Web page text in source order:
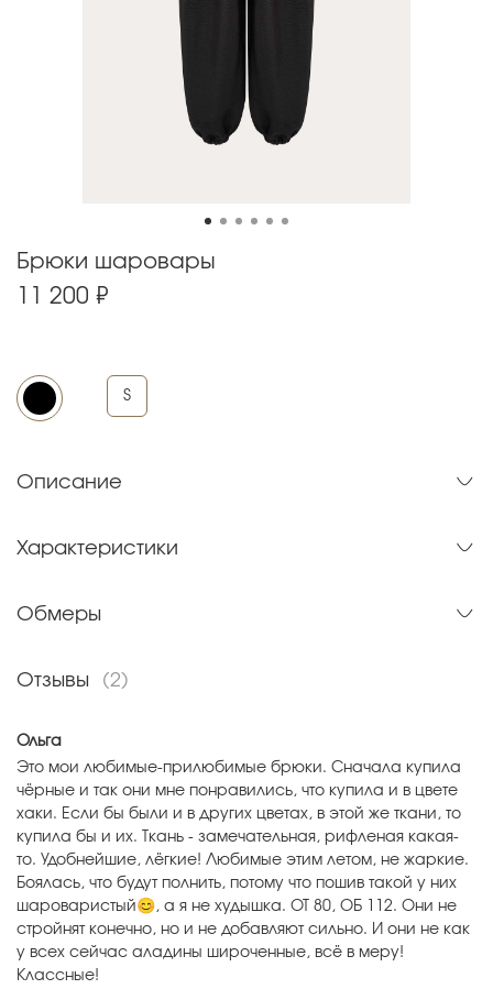
Брюки шаровары
11 200 ₽
S
Описание
Характеристики
Обмеры
Отзывы (2)
Ольга
Это мои любимые-прилюбимые брюки. Сначала купила
чёрные и так они мне понравились, что купила и в цвете
хаки. Если бы были и в других цветах, в этой же ткани, то
купила бы и их. Ткань - замечательная, рифленая какая-
то. Удобнейшие, лёгкие! Любимые этим летом, не жаркие.
Боялась, что будут полнить, потому что пошив такой у них
шароваристый😊, а я не худышка. ОТ 80, ОБ 112. Они не
стройнят конечно, но и не добавляют сильно. И они не как
у всех сейчас аладины широченные, всё в меру!
Классные!